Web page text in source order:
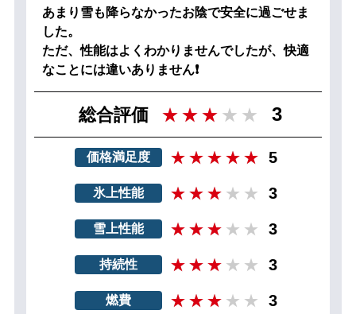
あまり雪も降らなかったお陰で安全に過ごせま
した。
ただ、性能はよくわかりませんでしたが、快適
なことには違いありません❗
総合評価 3
価格満足度 5
氷上性能 3
雪上性能 3
持続性 3
燃費 3